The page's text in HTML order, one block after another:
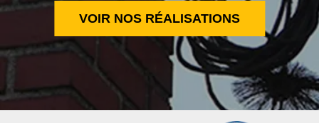
VOIR NOS RÉALISATIONS